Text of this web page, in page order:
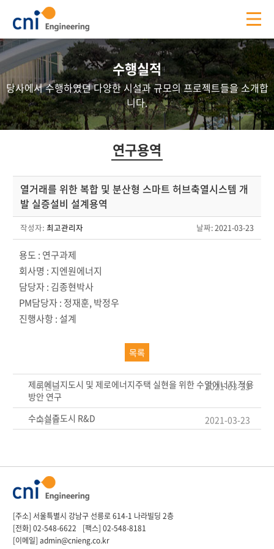
수행실적
당사에서 수행하였던 다양한 시설과 규모의 프로젝트들을 소개합
니다.
연구용역
열거래를 위한 복합 및 분산형 스마트 허브축열시스템 개
발 실증설비 설계용역
작성자: 최고관리자 날짜: 2021-03-23
용도 : 연구과제
회사명 : 지엔원에너지
담당자 : 김종현박사
PM담당자 : 정재훈, 박정우
진행사항 : 설계
목록
이전글
제로에너지도시 및 제로에너지주택 실현을 위한 수열에너지 적용
방안 연구
2021-03-23
다음글
수소실증도시 R&D 2021-03-23
[주소] 서울특별시 강남구 선릉로 614-1 나라빌딩 2층
[전화] 02-548-6622
[팩스] 02-548-8181
[이메일] admin@cnieng.co.kr